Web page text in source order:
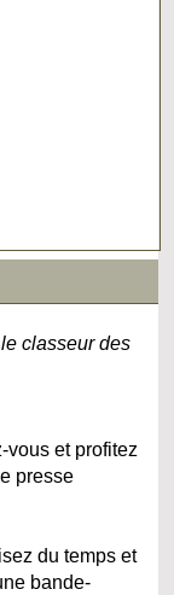
classeur des
vous et profitez
presse
du temps et
bande-